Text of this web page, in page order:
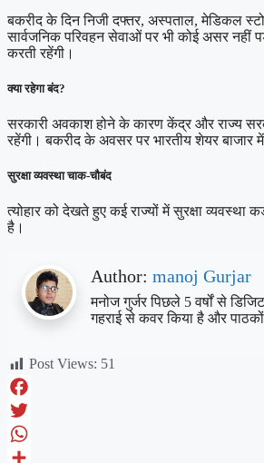
बकरीद के दिन निजी दफ्तर, अस्पताल, मेडिकल
सार्वजनिक परिवहन सेवाओं पर भी कोई असर
करती रहेंगी।
क्या रहेगा बंद?
सरकारी अवकाश होने के कारण केंद्र और राज्य
रहेंगी। बकरीद के अवसर पर भारतीय शेयर
सुरक्षा व्यवस्था चाक-चौबंद
त्योहार को देखते हुए कई राज्यों में सुरक्षा
है।
Author: manoj Gurjar
मनोज गुर्जर पिछले 5 वर्षों से
गहराई से कवर किया है और
Post Views: 51
Facebook
Twitter
WhatsApp